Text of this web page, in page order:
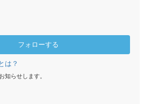
フォローする
は？
知らせします。